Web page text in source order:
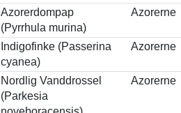
Azorerdompap
(Pyrrhula murina)
Azorerne
Indigofinke (Passerina
cyanea)
Azorerne
Nordlig Vanddrossel
(Parkesia
Azorerne